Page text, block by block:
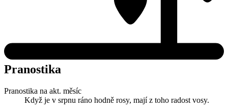
Pranostika
Pranostika na akt. měsíc
Když je v srpnu ráno hodně rosy, mají z toho radost vosy.